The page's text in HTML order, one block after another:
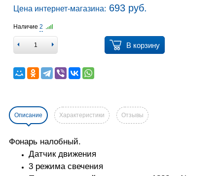
Цена интернет-магазина: 693 руб.
Наличие 2
В корзину
Описание Характеристики Отзывы
Фонарь налобный.
Датчик движения
3 режима свечения